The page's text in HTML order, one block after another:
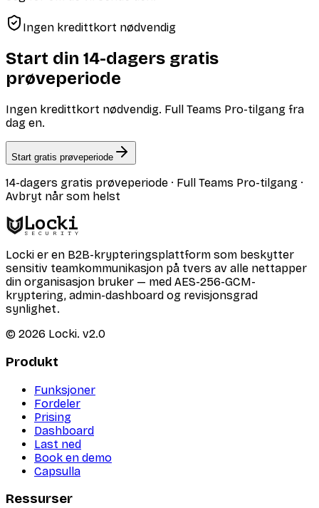
Ingen kredittkort nødvendig
Start din 14-dagers gratis
prøveperiode
Ingen kredittkort nødvendig. Full Teams Pro-tilgang fra
dag en.
Start gratis prøveperiode
14-dagers gratis prøveperiode · Full Teams Pro-tilgang ·
Avbryt når som helst
Locki
SECURITY
Locki er en B2B-krypteringsplattform som beskytter
sensitiv teamkommunikasjon på tvers av alle nettapper
din organisasjon bruker — med AES-256-GCM-
kryptering, admin-dashboard og revisjonsgrad
synlighet.
© 2026 Locki. v2.0
Produkt
Funksjoner
Fordeler
Prising
Dashboard
Last ned
Book en demo
Capsulla
Ressurser